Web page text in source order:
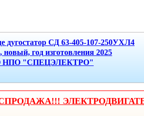
дугостатор СД 63-405-107-250УХЛ4
новый, год изготовления 2025
НПО "СПЕЦЭЛЕКТРО"